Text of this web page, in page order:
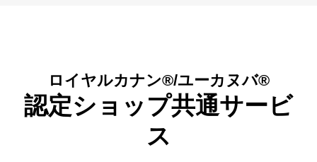
ロイヤルカナン®/ユーカヌバ®
認定ショップ共通サービ
ス